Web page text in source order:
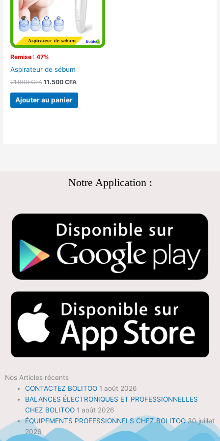
Remise : 47%
Aspirateur de sébum
21.900CFA 11.500CFA
Ajouter au panier
Notre Application :
Nos Articles récents
CONTACTEZ BOLITOO 1 août 2026
BALANCES ÉLECTRONIQUES ET PROFESSIONNELLES
CHEZ BOLITOO 1 août 2026
ÉQUIPEMENTS PROFESSIONNELS CHEZ BOLITOO 30 juillet
2026